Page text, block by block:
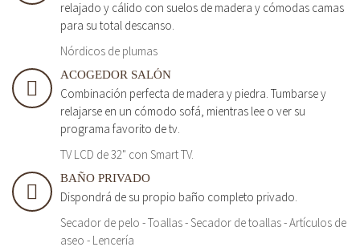
relajado y cálido con suelos de madera y cómodas camas
para su total descanso.
Nórdicos de plumas
ACOGEDOR SALÓN
Combinación perfecta de madera y piedra. Tumbarse y
relajarse en un cómodo sofá, mientras lee o ver su
programa favorito de tv.
TV LCD de 32" con Smart TV.
BAÑO PRIVADO
Dispondrá de su propio baño completo privado.
Secador de pelo - Toallas - Secador de toallas - Artículos de
aseo - Lencería